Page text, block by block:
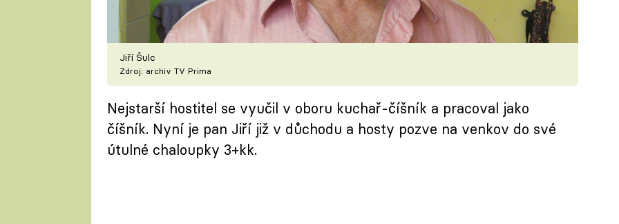
Jiří Šulc
Zdroj: archiv TV Prima
Nejstarší hostitel se vyučil v oboru kuchař-číšník a pracoval jako
číšník. Nyní je pan Jiří již v důchodu a hosty pozve na venkov do své
útulné chaloupky 3+kk.